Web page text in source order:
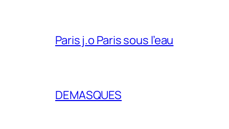
Paris j.o Paris sous l’eau
DEMASQUES